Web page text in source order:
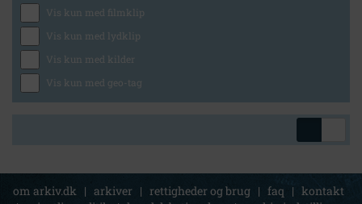
Vis kun med filmklip
Vis kun med lydklip
Vis kun med kilder
Vis kun med geo-tag
om arkiv.dk | arkiver | rettigheder og brug | faq | kontakt